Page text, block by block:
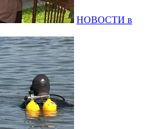
НОВОСТИ в